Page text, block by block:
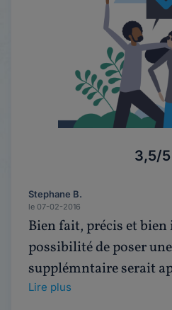
3,5/5
Stephane B.
le 07-02-2016
Bien fait, précis et
possibilité de poser
supplémntaire serait
Lire plus